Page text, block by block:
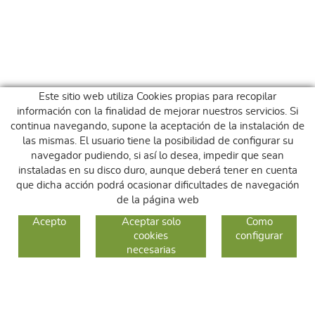
CAMBIOS Y DEVOLUCIONES
Este sitio web utiliza Cookies propias para recopilar
información con la finalidad de mejorar nuestros servicios. Si
continua navegando, supone la aceptación de la instalación de
las mismas. El usuario tiene la posibilidad de configurar su
navegador pudiendo, si así lo desea, impedir que sean
instaladas en su disco duro, aunque deberá tener en cuenta
que dicha acción podrá ocasionar dificultades de navegación
de la página web
Acepto
Aceptar solo
cookies
necesarias
Como
configurar